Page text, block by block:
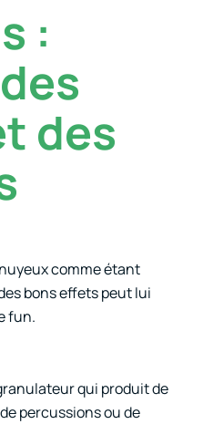
:
des
comme étant
bons effets peut lui
fun.
qui produit de
percussions ou de